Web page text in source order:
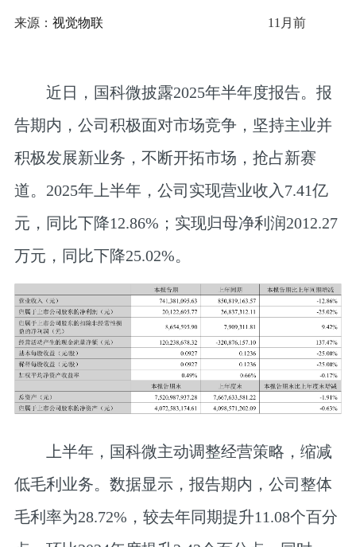
来源： 视觉物联 11月前
近日，国科微披露2025年半年度报告。报
告期内，公司积极面对市场竞争，坚持主业并
积极发展新业务，不断开拓市场，抢占新赛
道。2025年上半年，公司实现营业收入7.41亿
元，同比下降12.86%；实现归母净利润2012.27
万元，同比下降25.02%。
上半年，国科微主动调整经营策略，缩减
低毛利业务。数据显示，报告期内，公司整体
毛利率为28.72%，较去年同期提升11.08个百分